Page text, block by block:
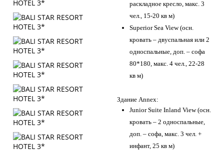
раскладное кресло, макс. 3
чел., 15-20 кв м)
Superior Sea View (осн.
кровать – двуспальная или 2
односпальные, доп. – софа
80*180, макс. 4 чел., 22-28
кв м)
Здание Annex:
Junior Suite Inland View (осн.
кровать – 2 односпальные,
доп. – софа, макс. 3 чел. +
инфант, 25 кв м)